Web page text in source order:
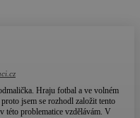
Hraju fotbal a ve volném
jsem se rozhodl založit tento
této problematice vzdělávám. V